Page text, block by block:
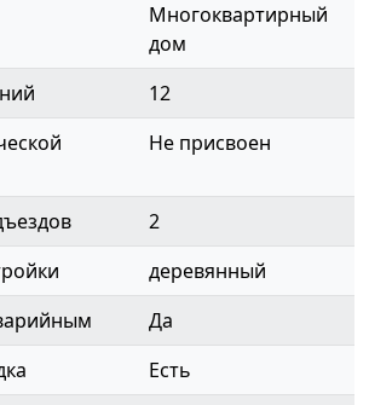
Многоквартирный
дом
12
Не присвоен
2
деревянный
Да
Есть